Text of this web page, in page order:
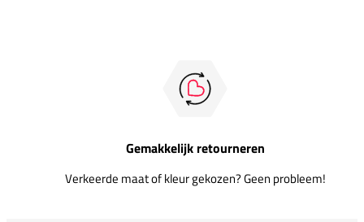
Gemakkelijk retourneren
Verkeerde maat of kleur gekozen? Geen probleem!